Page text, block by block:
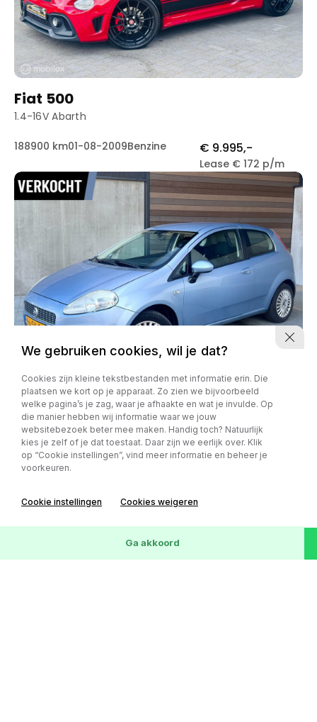
Fiat 500
1.4-16V Abarth
188900 km01-08-2009Benzine € 9.995,-
Lease € 172 p/m
Fiat Punto
1.2 Classic*NAP*ZUINIG*
205866 km 09-02-2006Benzine € 1,- Lease € 0 p/m
We gebruiken cookies, wil je dat?
Cookies zijn kleine tekstbestanden met informatie erin. Die
plaatsen we kort op je apparaat. Zo zien we bijvoorbeeld
welke pagina’s je zag, waar je afhaakte en wat je invulde. Op
die manier hebben wij informatie waar we jouw
websitebezoek beter mee maken. Handig toch? Natuurlijk
kies je zelf of je dat toestaat. Daar zijn we eerlijk over. Klik
op “Cookie instellingen”, vind meer informatie en beheer je
voorkeuren.
Cookie instellingen Cookies weigeren
Ga akkoord